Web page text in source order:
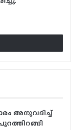
അനുവദിച്ച്